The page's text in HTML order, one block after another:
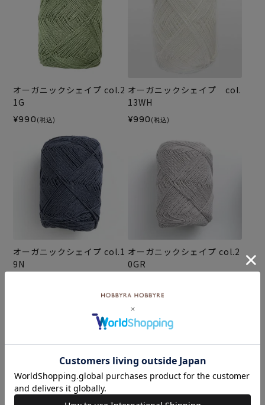
オーガニックシェイプ col.2
1G
¥990 (税込)
オーガニックシェイプ col.
13WH
¥990 (税込)
オーガニックシェイプ col.1
9N
オーガニックシェイプ col.2
0GR
カテゴリーから探す